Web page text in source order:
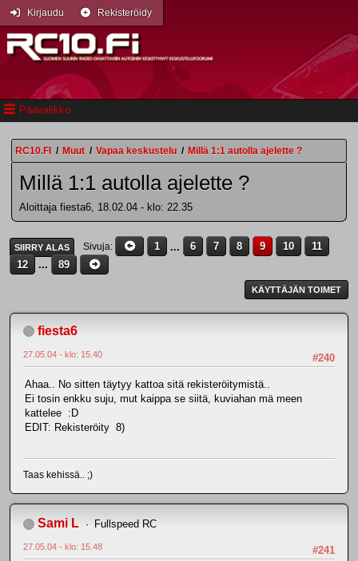
Päävalikko
Kirjaudu Rekisteröidy
RC10.FI / Muut / Vapaa keskustelu / Millä 1:1 autolla ajelette ?
Millä 1:1 autolla ajelette ?
Aloittaja fiesta6, 18.02.04 - klo: 22.35
SIIRRY ALAS Sivuja 1 ... 6 7 8 9 10
11
12
... 89
KÄYTTÄJÄN TOIMET
fiesta6
#240
27.05.04 - klo: 15.40
Ahaa.. No sitten täytyy kattoa sitä rekisteröitymistä..
Ei tosin enkku suju, mut kaippa se siitä, kuviahan mä meen
kattelee :D
EDIT: Rekisteröity 8)
Taas kehissä.. ;)
Sami L Fullspeed RC
#241
27.05.04 - klo: 15.48